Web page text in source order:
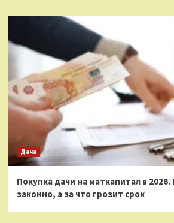
Дача
Покупка дачи на маткапитал в 2026.
законно, а за что грозит срок